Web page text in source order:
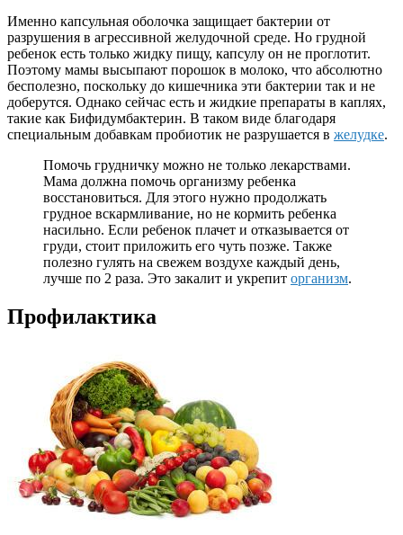
Именно капсульная оболочка защищает бактерии от
разрушения в агрессивной желудочной среде. Но грудной
ребенок есть только жидку пищу, капсулу он не проглотит.
Поэтому мамы высыпают порошок в молоко, что абсолютно
бесполезно, поскольку до кишечника эти бактерии так и не
доберутся. Однако сейчас есть и жидкие препараты в каплях,
такие как Бифидумбактерин. В таком виде благодаря
специальным добавкам пробиотик не разрушается в желудке.
Помочь грудничку можно не только лекарствами.
Мама должна помочь организму ребенка
восстановиться. Для этого нужно продолжать
грудное вскармливание, но не кормить ребенка
насильно. Если ребенок плачет и отказывается от
груди, стоит приложить его чуть позже. Также
полезно гулять на свежем воздухе каждый день,
лучше по 2 раза. Это закалит и укрепит организм.
Профилактика